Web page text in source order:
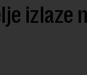
izlaze